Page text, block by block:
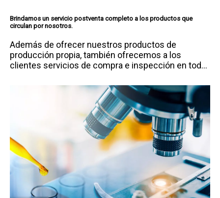
Brindamos un servicio postventa completo a los productos que
circulan por nosotros.
Además de ofrecer nuestros productos de
producción propia, también ofrecemos a los
clientes servicios de compra e inspección en todo
postventa completo a los productos que funcionan
a través de nosotros. Contamos con 18 fábricas en
forma de autoestablecimiento, participación o
participación accionaria.mi